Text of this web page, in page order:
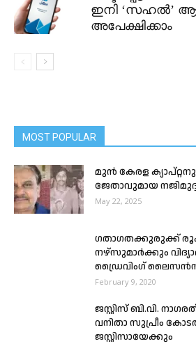
ഇനി ‘സഹൽ’
അപേക്ഷിക്കാം
MOST POPULAR
മുന്‍ കേരള
ജേതാവുമായ
May 22, 2025
ഗതാഗതക്കുരുക്ക്
നഴ്സുമാര്‍ക്കും
ഡ്രൈവിംഗ് ലൈസന്‍സ്
February 9, 2020
ജസ്റ്റിസ് ബി.വി.
വനിതാ സുപ്രീം
ജസ്റ്റിസായേക്കും